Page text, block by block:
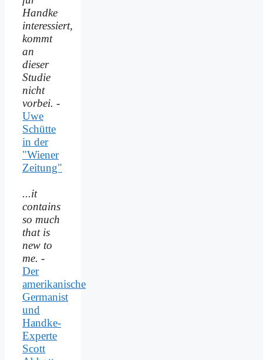
Handke
interessiert,
kommt
an
dieser
Studie
nicht
vorbei. -
Uwe
Schütte
in der
"Wiener
Zeitung"
...it
contains
so much
that is
new to
me. -
Der
amerikanische
Germanist
und
Handke-
Experte
Scott